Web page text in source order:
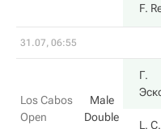
F.
31.07, 06:55
Los Cabos
Open
Male
Double
Г.
L. C.